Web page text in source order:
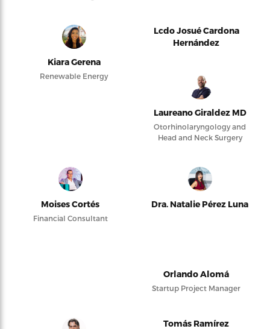
Kiara Gerena
Renewable Energy
Lcdo Josué Cardona
Hernández
Laureano Giraldez MD
Otorhinolaryngology and
Head and Neck Surgery
Moises Cortés
Financial Consultant
Dra. Natalie Pérez Luna
Orlando Alomá
Startup Project Manager
Tomás Ramírez